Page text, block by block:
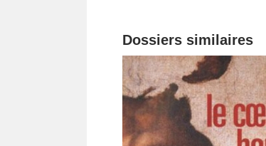
Dossiers similaires